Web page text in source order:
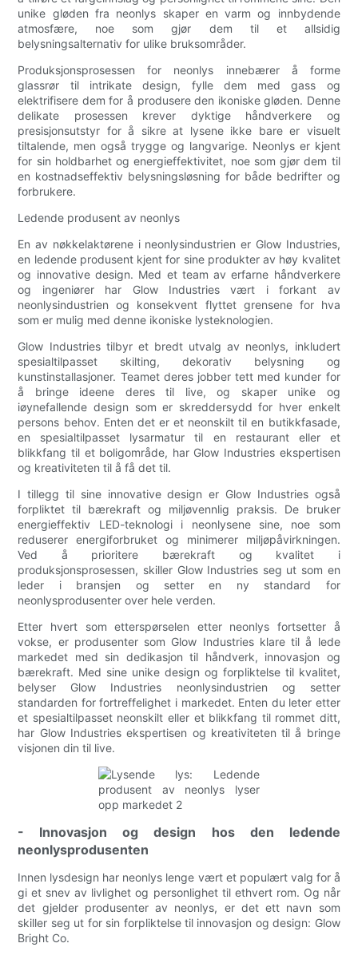
unike gløden fra neonlys skaper en varm og innbydende
atmosfære, noe som gjør dem til et allsidig
belysningsalternativ for ulike bruksområder.
Produksjonsprosessen for neonlys innebærer å forme
glassrør til intrikate design, fylle dem med gass og
elektrifisere dem for å produsere den ikoniske gløden. Denne
delikate prosessen krever dyktige håndverkere og
presisjonsutstyr for å sikre at lysene ikke bare er visuelt
tiltalende, men også trygge og langvarige. Neonlys er kjent
for sin holdbarhet og energieffektivitet, noe som gjør dem til
en kostnadseffektiv belysningsløsning for både bedrifter og
forbrukere.
Ledende produsent av neonlys
En av nøkkelaktørene i neonlysindustrien er Glow Industries,
en ledende produsent kjent for sine produkter av høy kvalitet
og innovative design. Med et team av erfarne håndverkere
og ingeniører har Glow Industries vært i forkant av
neonlysindustrien og konsekvent flyttet grensene for hva
som er mulig med denne ikoniske lysteknologien.
Glow Industries tilbyr et bredt utvalg av neonlys, inkludert
spesialtilpasset skilting, dekorativ belysning og
kunstinstallasjoner. Teamet deres jobber tett med kunder for
å bringe ideene deres til live, og skaper unike og
iøynefallende design som er skreddersydd for hver enkelt
persons behov. Enten det er et neonskilt til en butikkfasade,
en spesialtilpasset lysarmatur til en restaurant eller et
blikkfang til et boligområde, har Glow Industries ekspertisen
og kreativiteten til å få det til.
I tillegg til sine innovative design er Glow Industries også
forpliktet til bærekraft og miljøvennlig praksis. De bruker
energieffektiv LED-teknologi i neonlysene sine, noe som
reduserer energiforbruket og minimerer miljøpåvirkningen.
Ved å prioritere bærekraft og kvalitet i
produksjonsprosessen, skiller Glow Industries seg ut som en
leder i bransjen og setter en ny standard for
neonlysprodusenter over hele verden.
Etter hvert som etterspørselen etter neonlys fortsetter å
vokse, er produsenter som Glow Industries klare til å lede
markedet med sin dedikasjon til håndverk, innovasjon og
bærekraft. Med sine unike design og forpliktelse til kvalitet,
belyser Glow Industries neonlysindustrien og setter
standarden for fortreffelighet i markedet. Enten du leter etter
et spesialtilpasset neonskilt eller et blikkfang til rommet ditt,
har Glow Industries ekspertisen og kreativiteten til å bringe
visjonen din til live.
- Innovasjon og design hos den ledende
neonlysprodusenten
Innen lysdesign har neonlys lenge vært et populært valg for å
gi et snev av livlighet og personlighet til ethvert rom. Og når
det gjelder produsenter av neonlys, er det ett navn som
skiller seg ut for sin forpliktelse til innovasjon og design: Glow
Bright Co.